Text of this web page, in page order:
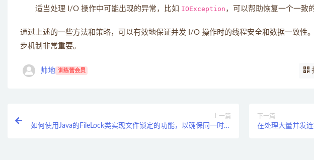
适当处理 I/O 操作中可能出现的异常，比如 IOException ，可以帮助恢复一个一致
通过上述的一些方法和策略，可以有效地保证并发 I/O 操作时的线程安全和数据一致性
步机制非常重要。
帅地 训练营会员
上一篇
如何使用Java的FileLock类实现文件锁定的功能，以确保同一时间
下一篇
在处理大量并发